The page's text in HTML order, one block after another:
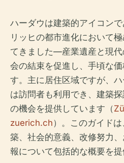
ハーダウは建築的アイコン
リッヒの都市進化において
てきました—産業遺産と現
会の結束を促進し、手頃な
す。主に居住区域ですが、
は訪問者も利用でき、建築
の機会を提供しています（
zuerich.ch）。このガイド
築、社会的意義、改修努力
報について包括的な概要を提